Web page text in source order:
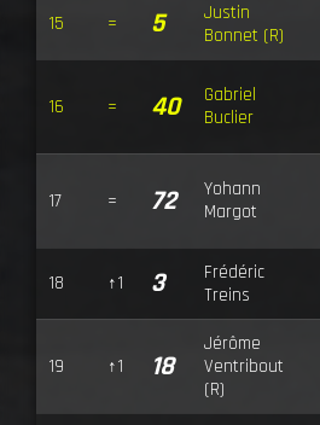
15 = 5
Justin
Bonnet (R)
16 = 40
Gabriel
Buclier
17 = 72
Yohann
Margot
18 ↑1 3
Frédéric
Treins
19 ↑1 18
Jérôme
Ventribout
(R)